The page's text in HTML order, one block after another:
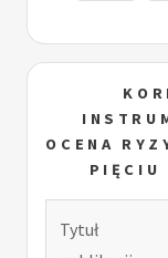
OCENA
PIĘCIU
Tytuł